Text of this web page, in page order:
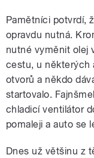
Pamětníci potvrdí,
opravdu nutná.
nutné vyměnit olej
cestu, u některých
otvorů a někdo
startovalo.
chladicí ventilátor
pomaleji a auto se
Dnes už většinu z